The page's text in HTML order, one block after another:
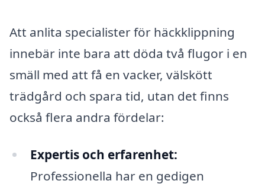
Att anlita specialister för häckklippning
innebär inte bara att döda två flugor i en
smäll med att få en vacker, välskött
trädgård och spara tid, utan det finns
också flera andra fördelar:
Expertis och erfarenhet:
Professionella har en gedigen